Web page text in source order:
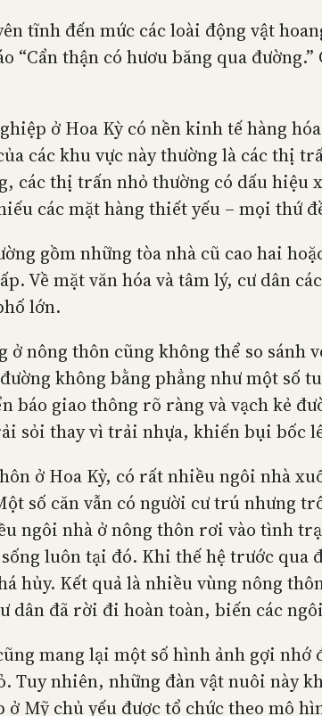
tĩnh đến mức các loài động vật
“Cẩn thận có hươu băng qua
ở Hoa Kỳ có nền kinh tế hàng
các khu vực này thường là các thị
các thị trấn nhỏ thường có dấu hiệu
các mặt hàng thiết yếu – mọi thứ
gồm những tòa nhà cũ cao hai
Về mặt văn hóa và tâm lý, cư dân
lớn.
ở nông thôn cũng không thể so sánh
không bằng phẳng như một số
báo giao thông rõ ràng và vạch kẻ
sỏi thay vì trải nhựa, khiến bụi bốc
ở Hoa Kỳ, có rất nhiều ngôi nhà
số căn vẫn có người cư trú nhưng
ngôi nhà ở nông thôn rơi vào tình
luôn tại đó. Khi thế hệ trước qua
hủy. Kết quả là nhiều vùng nông
dân đã rời đi hoàn toàn, biến các
mang lại một số hình ảnh gợi
Tuy nhiên, những đàn vật nuôi này
ở Mỹ chủ yếu được tổ chức theo mô